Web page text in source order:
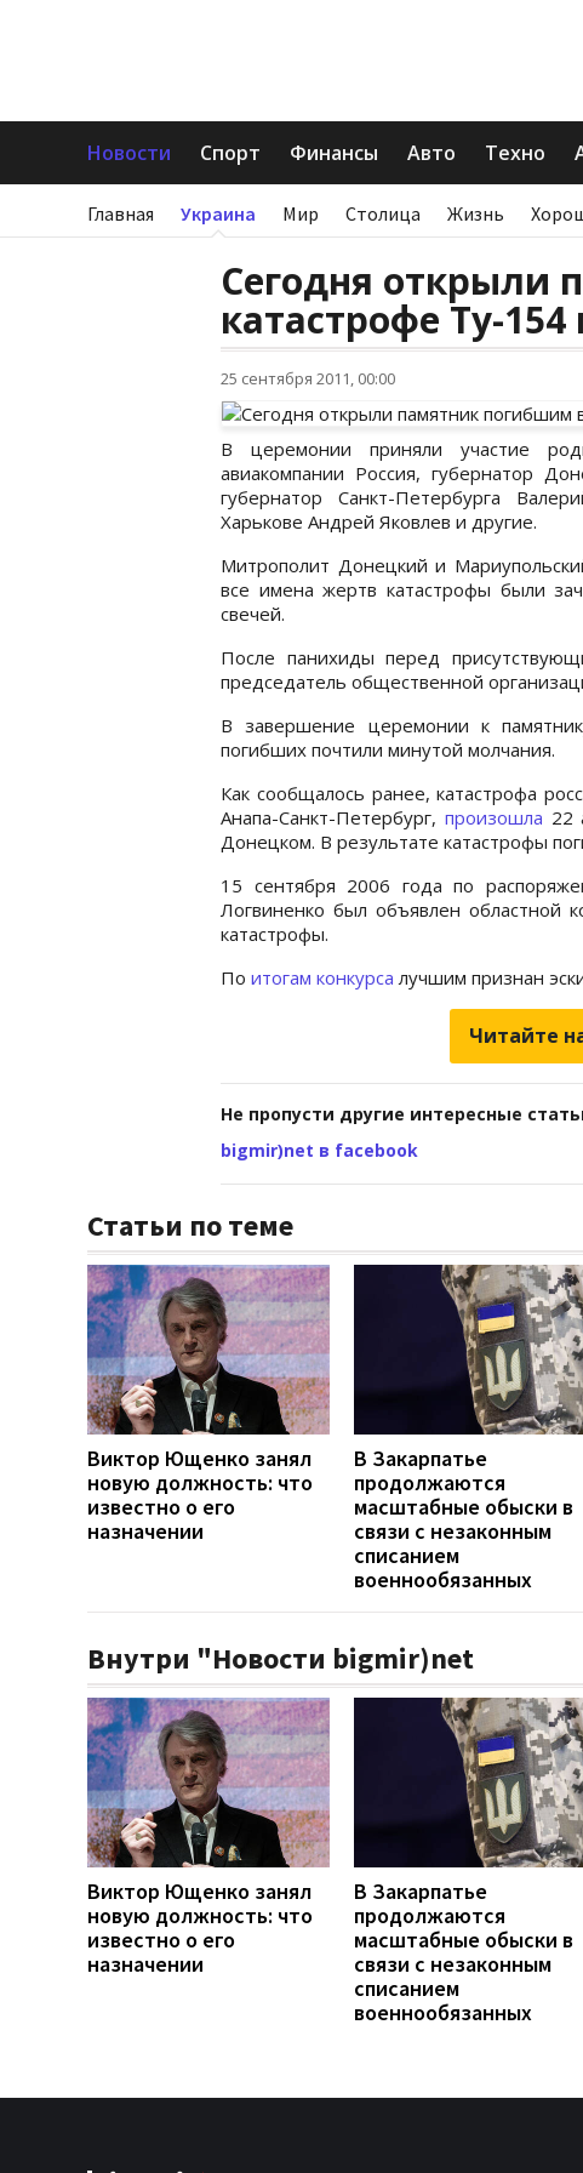
Новости Спорт Финансы Авто Техно
Главная Украина Мир Столица Жизнь
Сегодня открыли
катастрофе Ту-
25 сентября 2011, 00:00
В церемонии приняли участие
авиакомпании Россия, губернатор
губернатор Санкт-Петербурга
Харькове Андрей Яковлев и другие.
Митрополит Донецкий и
все имена жертв катастрофы были
свечей.
После панихиды перед
председатель общественной
В завершение церемонии к
погибших почтили минутой молчания.
Как сообщалось ранее, катастрофа
Анапа-Санкт-Петербург, произошла 22
Донецком. В результате катастрофы
15 сентября 2006 года по
Логвиненко был объявлен областной
катастрофы.
По итогам конкурса лучшим признан
Читайте
Не пропусти другие интересные
bigmir)net в facebook
Статьи по теме
Виктор Ющенко занял
новую должность: что
известно о его
назначении
В Закарпатье
продолжаются
масштабные обыски в
связи с незаконным
списанием
военнообязанных
Внутри "Новости bigmir)net
Виктор Ющенко занял
новую должность: что
известно о его
назначении
В Закарпатье
продолжаются
масштабные обыски в
связи с незаконным
списанием
военнообязанных